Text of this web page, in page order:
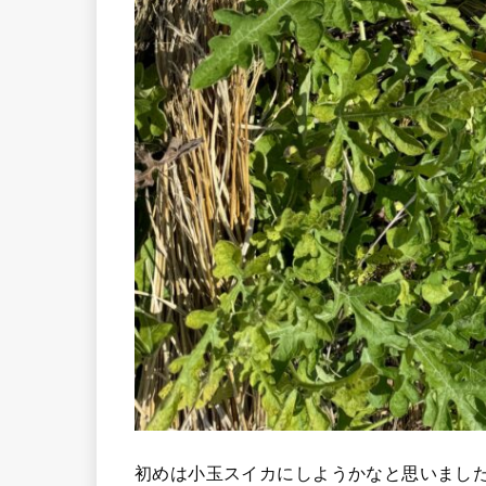
初めは小玉スイカにしようかなと思いまし